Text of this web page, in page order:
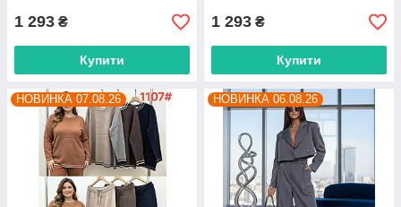
1 293 ₴
Купити
1 293 ₴
Купити
НОВИНКА 07.08.26 НОВИНКА 06.08.26